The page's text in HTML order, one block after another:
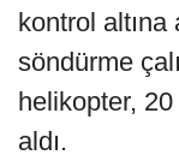
kontrol altına
söndürme
helikopter,
aldı.